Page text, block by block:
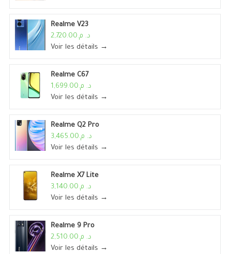
Realme V23
د. م.2,720.00
Voir les détails →
Realme C67
د. م.1,699.00
Voir les détails →
Realme Q2 Pro
د. م.3,465.00
Voir les détails →
Realme X7 Lite
د. م.3,140.00
Voir les détails →
Realme 9 Pro
د. م.2,510.00
Voir les détails →